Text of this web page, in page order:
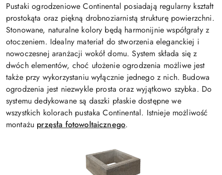
Pustaki ogrodzeniowe Continental posiadają regularny kształt
prostokąta oraz piękną drobnoziarnistą strukturę powierzchni.
Stonowane, naturalne kolory będą harmonijnie współgrały z
otoczeniem. Idealny materiał do stworzenia eleganckiej i
nowoczesnej aranżacji wokół domu. System składa się z
dwóch elementów, choć ułożenie ogrodzenia możliwe jest
także przy wykorzystaniu wyłącznie jednego z nich. Budowa
ogrodzenia jest niezwykle prosta oraz wyjątkowo szybka. Do
systemu dedykowane są daszki płaskie dostępne we
wszystkich kolorach pustaka Continental. Istnieje możliwość
montażu przęsła fotowoltaicznego.